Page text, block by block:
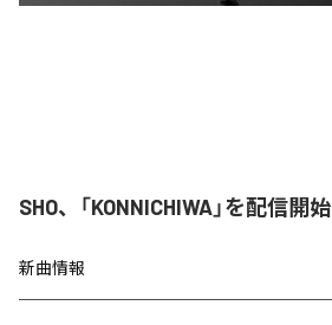
SHO、「KONNICHIWA」を配信開始
新曲情報